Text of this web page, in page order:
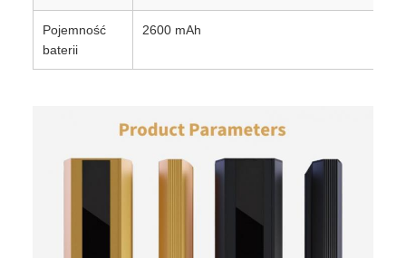
Pojemność
baterii
2600 mAh